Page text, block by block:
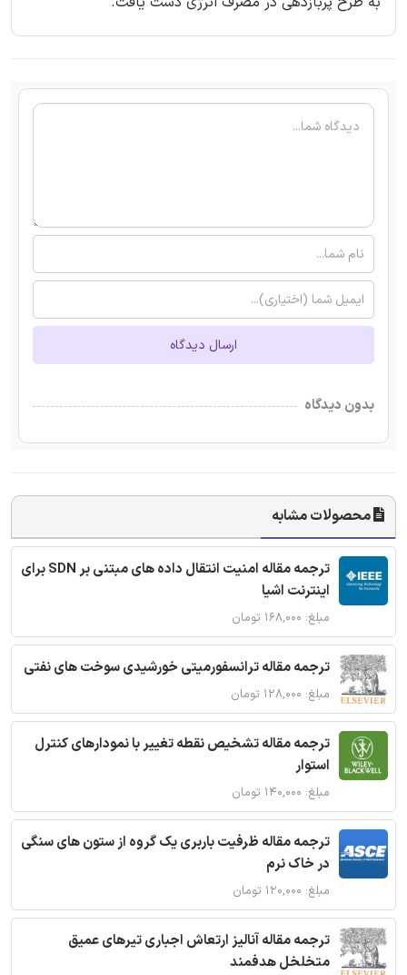
ارسال دیدگاه
بدون دیدگاه
محصولات مشابه
ترجمه مقاله امنیت انتقال داده های مبتنی بر SDN برای
اینترنت اشیا
مبلغ: ۱۶۸,۰۰۰ تومان
ترجمه مقاله ترانسفورمیتی خورشیدی سوخت های نفتی
مبلغ: ۱۲۸,۰۰۰ تومان
ترجمه مقاله تشخیص نقطه تغییر با نمودارهای کنترل
استوار
مبلغ: ۱۴۰,۰۰۰ تومان
ترجمه مقاله ظرفیت باربری یک گروه از ستون های سنگی
در خاک نرم
مبلغ: ۱۲۰,۰۰۰ تومان
ترجمه مقاله آنالیز ارتعاش اجباری تیرهای عمیق
متخلخل هدفمند